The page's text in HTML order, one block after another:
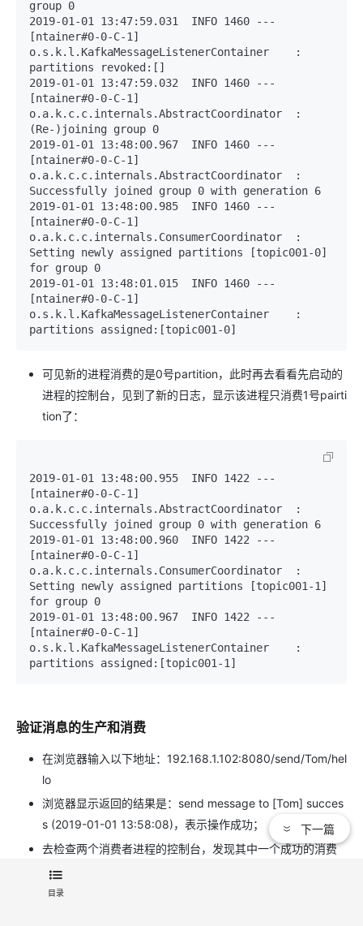
group 0
2019-01-01 13:47:59.031  INFO 1460 ---
[ntainer#0-0-C-1]
o.s.k.l.KafkaMessageListenerContainer    :
partitions revoked:[]
2019-01-01 13:47:59.032  INFO 1460 ---
[ntainer#0-0-C-1]
o.a.k.c.c.internals.AbstractCoordinator  :
(Re-)joining group 0
2019-01-01 13:48:00.967  INFO 1460 ---
[ntainer#0-0-C-1]
o.a.k.c.c.internals.AbstractCoordinator  :
Successfully joined group 0 with generation 6
2019-01-01 13:48:00.985  INFO 1460 ---
[ntainer#0-0-C-1]
o.a.k.c.c.internals.ConsumerCoordinator  :
Setting newly assigned partitions [topic001-0]
for group 0
2019-01-01 13:48:01.015  INFO 1460 ---
[ntainer#0-0-C-1]
o.s.k.l.KafkaMessageListenerContainer    :
partitions assigned:[topic001-0]
可见新的进程消费的是0号partition，此时再去看看先启动的
进程的控制台，见到了新的日志，显示该进程只消费1号pairti
tion了：
2019-01-01 13:48:00.955  INFO 1422 ---
[ntainer#0-0-C-1]
o.a.k.c.c.internals.AbstractCoordinator  :
Successfully joined group 0 with generation 6
2019-01-01 13:48:00.960  INFO 1422 ---
[ntainer#0-0-C-1]
o.a.k.c.c.internals.ConsumerCoordinator  :
Setting newly assigned partitions [topic001-1]
for group 0
2019-01-01 13:48:00.967  INFO 1422 ---
[ntainer#0-0-C-1]
o.s.k.l.KafkaMessageListenerContainer    :
partitions assigned:[topic001-1]
验证消息的生产和消费
在浏览器输入以下地址：192.168.1.102:8080/send/Tom/hel
lo
浏览器显示返回的结果是：send message to [Tom] succes
s (2019-01-01 13:58:08)，表示操作成功；
去检查两个消费者进程的控制台，发现其中一个成功的消费
了消息，如下：
目录
下一篇